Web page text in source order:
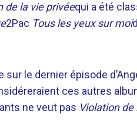
de la vie privéequi a été
2Pac Tous les yeux sur moi
le dernier épisode
ces autres
ne veut pas Violation